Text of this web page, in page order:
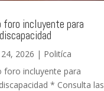
foro incluyente para
24, 2026 | Politíca
foro incluyente para
* Consulta las